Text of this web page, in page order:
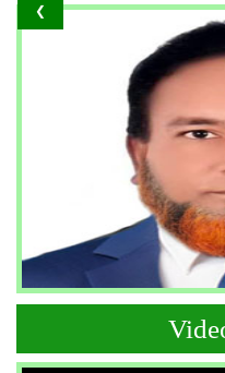
❮